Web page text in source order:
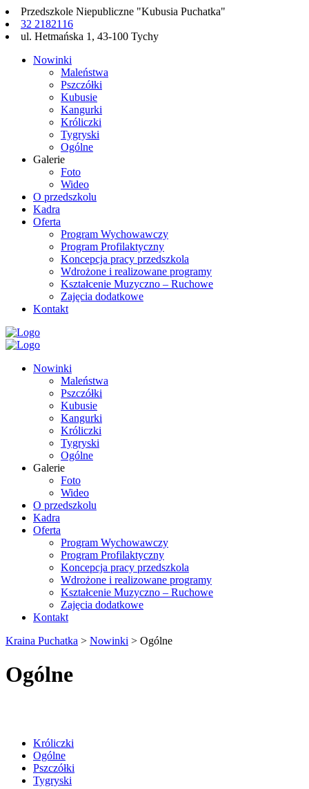
Przedszkole Niepubliczne "Kubusia Puchatka"
32 2182116
ul. Hetmańska 1, 43-100 Tychy
Nowinki
Maleństwa
Pszczółki
Kubusie
Kangurki
Króliczki
Tygryski
Ogólne
Galerie
Foto
Wideo
O przedszkolu
Kadra
Oferta
Program Wychowawczy
Program Profilaktyczny
Koncepcja pracy przedszkola
Wdrożone i realizowane programy
Kształcenie Muzyczno – Ruchowe
Zajęcia dodatkowe
Kontakt
Nowinki
Maleństwa
Pszczółki
Kubusie
Kangurki
Króliczki
Tygryski
Ogólne
Galerie
Foto
Wideo
O przedszkolu
Kadra
Oferta
Program Wychowawczy
Program Profilaktyczny
Koncepcja pracy przedszkola
Wdrożone i realizowane programy
Kształcenie Muzyczno – Ruchowe
Zajęcia dodatkowe
Kontakt
Kraina Puchatka > Nowinki > Ogólne
Ogólne
Króliczki
Ogólne
Pszczółki
Tygryski